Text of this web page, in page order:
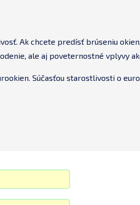
Ak chcete predísť brúseniu
ale aj poveternostné vplyvy
Súčasťou starostlivosti o